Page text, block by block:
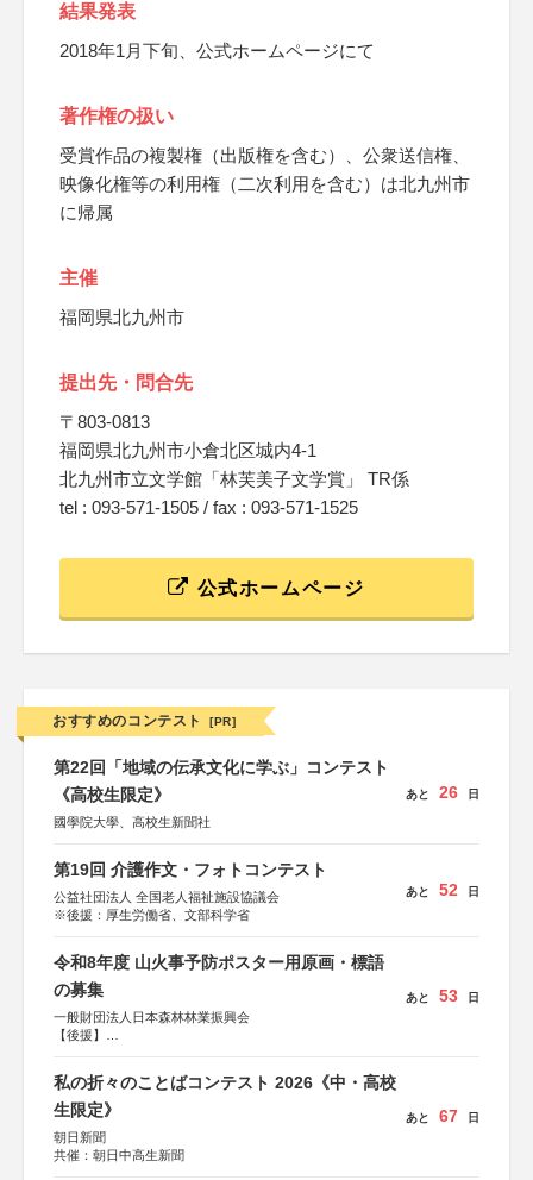
結果発表
2018年1月下旬、公式ホームページにて
著作権の扱い
受賞作品の複製権（出版権を含む）、公衆送信権、
映像化権等の利用権（二次利用を含む）は北九州市
に帰属
主催
福岡県北九州市
提出先・問合先
〒803-0813
福岡県北九州市小倉北区城内4-1
北九州市立文学館「林芙美子文学賞」 TR係
tel : 093-571-1505 / fax : 093-571-1525
公式ホームページ
おすすめのコンテスト [PR]
第22回「地域の伝承文化に学ぶ」コンテスト
《高校生限定》
國學院大學、高校生新聞社
あと 26 日
第19回 介護作文・フォトコンテスト
公益社団法人 全国老人福祉施設協議会
※後援：厚生労働省、文部科学省
あと 52 日
令和8年度 山火事予防ポスター用原画・標語
の募集
一般財団法人日本森林林業振興会
【後援】
あと 53 日
私の折々のことばコンテスト 2026《中・高校
生限定》
朝日新聞
共催：朝日中高生新聞
あと 67 日